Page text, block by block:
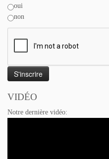
oui
non
VIDÉO
Notre dernière vidéo: